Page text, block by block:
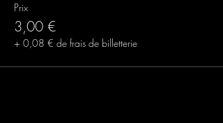
Prix
3,00 €
+ 0,08 € de frais de billetterie